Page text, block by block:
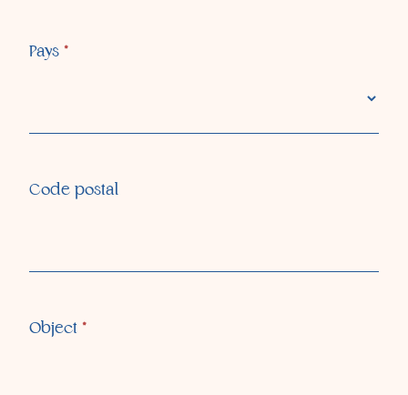
Pays *
Code postal
Object *